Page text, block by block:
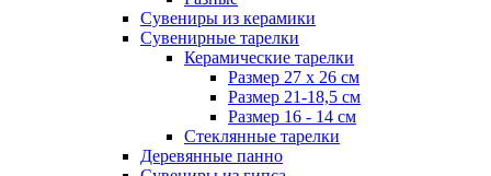
Сувениры из керамики
Сувенирные тарелки
Керамические тарелки
Размер 27 х 26 см
Размер 21-18,5 см
Размер 16 - 14 см
Стеклянные тарелки
Деревянные панно